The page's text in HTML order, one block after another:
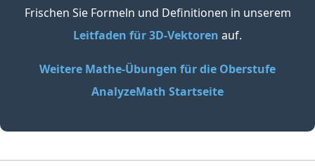
Frischen Sie Formeln und Definitionen in unserem
Leitfaden für 3D-Vektoren auf.
Weitere Mathe-Übungen für die Oberstufe
AnalyzeMath Startseite